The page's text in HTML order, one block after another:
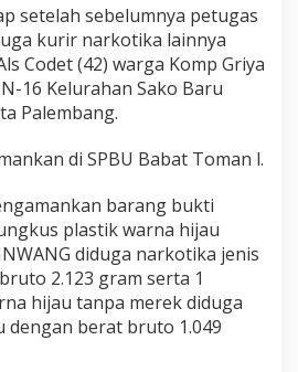
u
r
i
r
N
a
o
i
k
a
D
s
e
setelah sebelumnya petugas
kurir narkotika lainnya
Codet (42) warga Komp Griya
16 Kelurahan Sako Baru
Palembang.
di SPBU Babat Toman l.
barang bukti
plastik warna hijau
diduga narkotika jenis
2.123 gram serta 1
hijau tanpa merek diduga
dengan berat bruto 1.049